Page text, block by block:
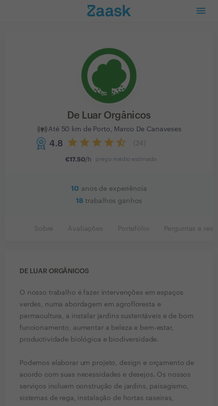
De Luar Orgânicos
Até 50 km de Porto, Marco De Canaveses
4.8 24
€17.50/h preço médio estimado
10 anos de experiência
18 trabalhos ganhos
Sobre Avaliações Portefólio Perguntas e
DE LUAR ORGÂNICOS
O nosso trabalho é fazer intervenções em espaços
verdes, numa abordagem em agrofloresta e
permacultura, a instalar jardins sustentáveis e de bom
funcionamento, aumentar a beleza e bem-estar,
productividade biológica e biodiversidade.
Podemos elaborar um projeto, design e orçamento de
acordo com suas necessidades e desejos. Os nossos
serviços incluem construção de jardins, paisagismo,
sistemas de rega, instalação de hortas caseiras,